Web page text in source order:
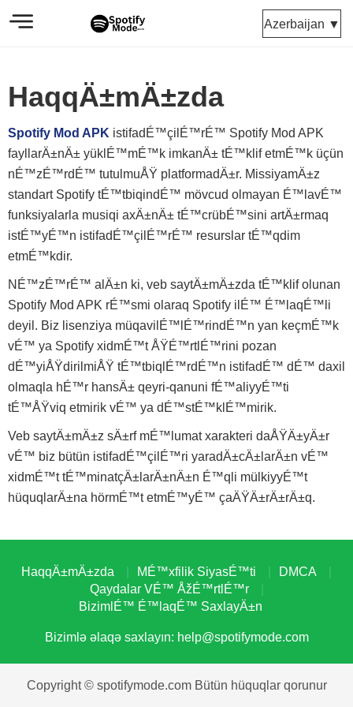
Azerbaijan ▼
HaqqÄ±mÄ±zda
Spotify Mod APK istifadÉ™çilÉ™rÉ™ Spotify Mod APK
fayllarÄ±nÄ± yüklÉ™mÉ™k imkanÄ± tÉ™klif etmÉ™k üçün
nÉ™zÉ™rdÉ™ tutulmuÅŸ platformadÄ±r. MissiyamÄ±z
standart Spotify tÉ™tbiqindÉ™ mövcud olmayan É™lavÉ™
funksiyalarla musiqi axÄ±nÄ± tÉ™crübÉ™sini artÄ±rmaq
istÉ™yÉ™n istifadÉ™çilÉ™rÉ™ resurslar tÉ™qdim
etmÉ™kdir.
NÉ™zÉ™rÉ™ alÄ±n ki, veb saytÄ±mÄ±zda tÉ™klif olunan
Spotify Mod APK rÉ™smi olaraq Spotify ilÉ™ É™laqÉ™li
deyil. Biz lisenziya müqavilÉ™lÉ™rindÉ™n yan keçmÉ™k
vÉ™ ya Spotify xidmÉ™t ÅŸÉ™rtlÉ™rini pozan
dÉ™yiÅŸdirilmiÅŸ tÉ™tbiqlÉ™rdÉ™n istifadÉ™ dÉ™ daxil
olmaqla hÉ™r hansÄ± qeyri-qanuni fÉ™aliyyÉ™ti
tÉ™ÅŸviq etmirik vÉ™ ya dÉ™stÉ™klÉ™mirik.
Veb saytÄ±mÄ±z sÄ±rf mÉ™lumat xarakteri daÅŸÄ±yÄ±r
vÉ™ biz bütün istifadÉ™çilÉ™ri yaradÄ±cÄ±larÄ±n vÉ™
xidmÉ™t tÉ™minatçÄ±larÄ±nÄ±n É™qli mülkiyyÉ™t
hüquqlarÄ±na hörmÉ™t etmÉ™yÉ™ çaÄŸÄ±rÄ±rÄ±q.
HaqqÄ±mÄ±zda MÉ™xfilik SiyasÉ™ti
DMCA
Qaydalar VÉ™ ÅžÉ™rtlÉ™r
BizimlÉ™ É™laqÉ™ SaxlayÄ±n
Bizimlə əlaqə saxlayın: help@spotifymode.com
Copyright © spotifymode.com Bütün hüquqlar qorunur